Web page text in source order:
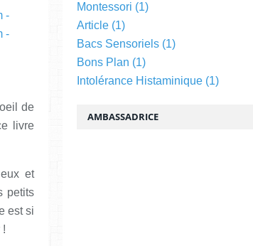
de
livre
et
petits
est si
!
Montessori (1)
Article (1)
Bacs Sensoriels (1)
Bons Plan (1)
Intolérance Histaminique (1)
AMBASSADRICE